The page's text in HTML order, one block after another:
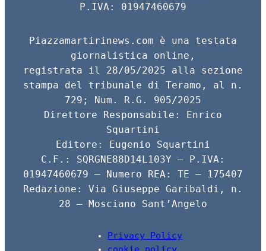
p
p
v
P.IVA: 01947460679
Piazzamartirinews.com è una testata
giornalistica online,
registrata il 28/05/2025 alla sezione
stampa del tribunale di Teramo, al n.
729; Num. R.G. 905/2025
Direttore Responsabile: Enrico
Squartini
Editore: Eugenio Squartini
C.F.: SQRGNE88D14L103Y – P.IVA:
01947460679 – Numero REA: TE – 175407
Redazione: Via Giuseppe Garibaldi, n.
28 – Mosciano Sant’Angelo
Privacy Policy